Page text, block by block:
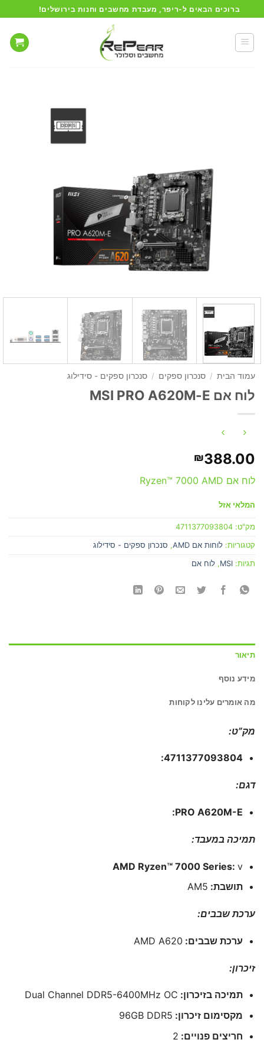
to
content
ברוכים הבאים ל-ריפר, מעבדת מחשבים וחנות בירושלים!
עמוד הבית / סנכרון ספקים / סנכרון ספקים - סידילוג
לוח אם MSI PRO A620M-E
₪388.00
לוח אם Ryzen™ 7000 AMD
המלאי אזל
מק"ט: 4711377093804
קטגוריות: לוחות אם AMD , סנכרון ספקים - סידילוג
תגיות: MSI
, לוח אם
תיאור
מידע נוסף
מה אומרים עלינו לקוחות
מק”ט:
4711377093804:
דגם:
PRO A620M-E:
תמיכה במעבד:
AMD Ryzen™ 7000 Series:v
תושבת: AM5
ערכת שבבים:
ערכת שבבים: AMD A620
זיכרון:
תמיכה בזיכרון: Dual Channel DDR5-6400MHz OC
מקסימום זיכרון: 96GB DDR5
חריצים פנויים: 2